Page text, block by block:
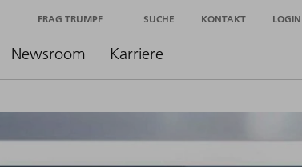
Newsroom Karriere
FRAG TRUMPF SUCHE KONTAKT LOGIN